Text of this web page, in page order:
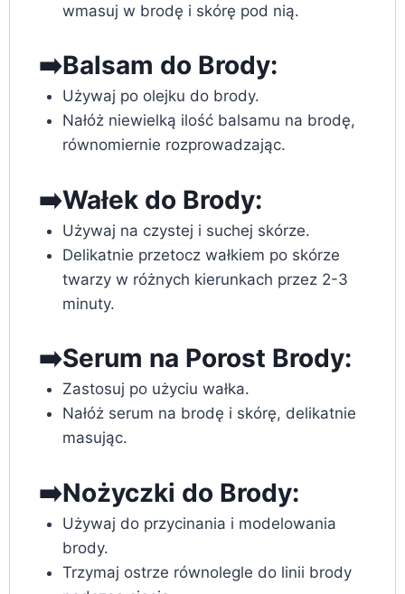
wmasuj w brodę i skórę pod nią.
➡️Balsam do Brody:
Używaj po olejku do brody.
Nałóż niewielką ilość balsamu na brodę,
równomiernie rozprowadzając.
➡️Wałek do Brody:
Używaj na czystej i suchej skórze.
Delikatnie przetocz wałkiem po skórze
twarzy w różnych kierunkach przez 2-3
minuty.
➡️Serum na Porost Brody:
Zastosuj po użyciu wałka.
Nałóż serum na brodę i skórę, delikatnie
masując.
➡️Nożyczki do Brody:
Używaj do przycinania i modelowania
brody.
Trzymaj ostrze równolegle do linii brody